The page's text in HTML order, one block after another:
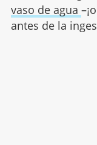
vaso de agua
antes de la